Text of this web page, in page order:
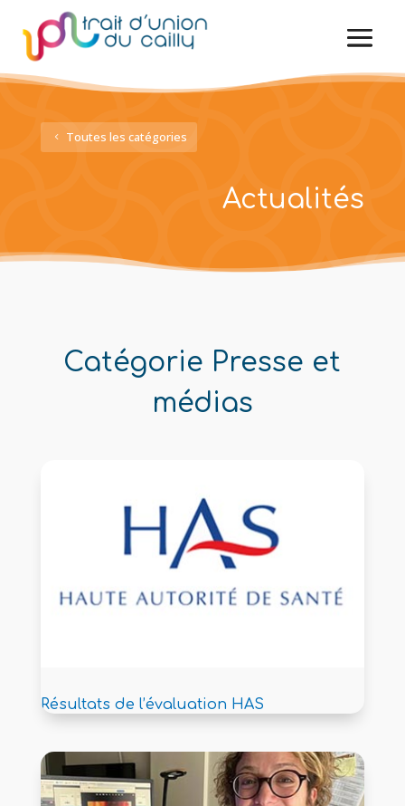
Toutes les catégories
Actualités
Catégorie Presse et
médias
Résultats de l’évaluation HAS